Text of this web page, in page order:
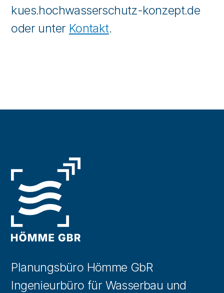
kues.hochwasserschutz-konzept.de
oder unter Kontakt.
Planungsbüro Hömme GbR
Ingenieurbüro für Wasserbau und